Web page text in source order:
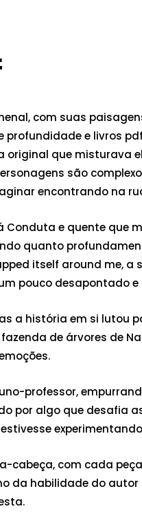
com suas
e livros
que misturava
são
encontrando na
Conduta e quente
quanto
itself around me,
pouco desapontado
a história em si
de árvores de
professor,
por algo que desafia
cabeça, com cada
da habilidade do